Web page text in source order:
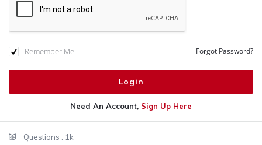
Remember Me! Forgot Password?
Need An Account, Sign Up Here
StatsQuestions : 1k